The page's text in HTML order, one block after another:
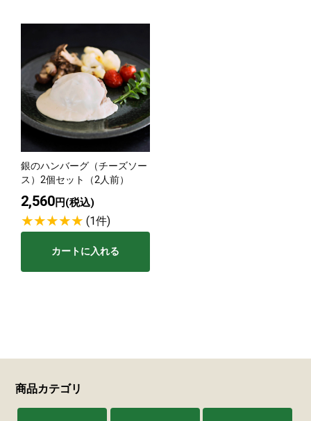
銀のハンバーグ（チーズソー
ス）2個セット（2人前）
2,560円(税込)
(1件)
カートに入れる
商品カテゴリ